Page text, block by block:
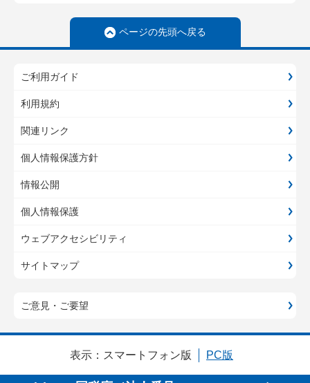
ページの先頭へ戻る
ご利用ガイド
利用規約
関連リンク
個人情報保護方針
情報公開
個人情報保護
ウェブアクセシビリティ
サイトマップ
ご意見・ご要望
表示： スマートフォン版 PC版